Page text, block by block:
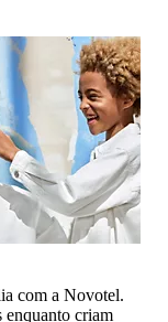
com a Novotel.
enquanto criam